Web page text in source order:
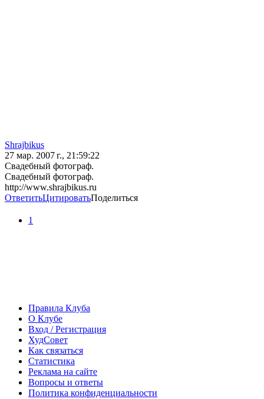
Shrajbikus
27 мар. 2007 г., 21:59:22
Свадебный фотограф.
Свадебный фотограф.
http://www.shrajbikus.ru
ОтветитьЦитироватьПоделиться
1
Правила Клуба
О Клубе
Вход / Регистрация
ХудСовет
Как связаться
Статистика
Реклама на сайте
Вопросы и ответы
Политика конфиденциальности